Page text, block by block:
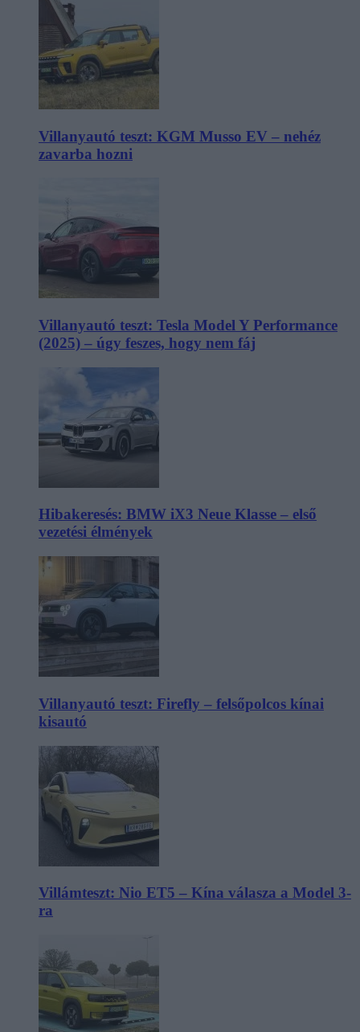
Villanyautó teszt: KGM Musso EV – nehéz
zavarba hozni
Villanyautó teszt: Tesla Model Y Performance
(2025) – úgy feszes, hogy nem fáj
Hibakeresés: BMW iX3 Neue Klasse – első
vezetési élmények
Villanyautó teszt: Firefly – felsőpolcos kínai
kisautó
Villámteszt: Nio ET5 – Kína válasza a Model 3-
ra